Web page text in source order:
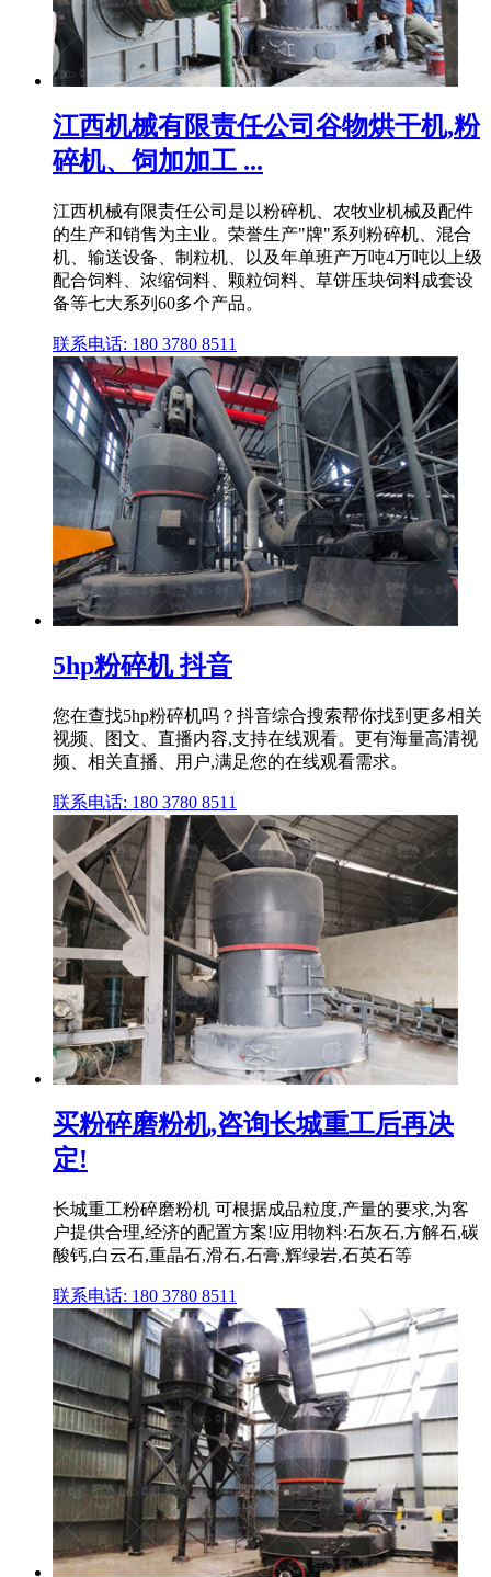
江西机械有限责任公司谷物烘干机,粉
碎机、饲加加工 ...
江西机械有限责任公司是以粉碎机、农牧业机械及配件
的生产和销售为主业。荣誉生产"牌"系列粉碎机、混合
机、输送设备、制粒机、以及年单班产万吨4万吨以上级
配合饲料、浓缩饲料、颗粒饲料、草饼压块饲料成套设
备等七大系列60多个产品。
联系电话: 180 3780 8511
5hp粉碎机 抖音
您在查找5hp粉碎机吗？抖音综合搜索帮你找到更多相关
视频、图文、直播内容,支持在线观看。更有海量高清视
频、相关直播、用户,满足您的在线观看需求。
联系电话: 180 3780 8511
买粉碎磨粉机,咨询长城重工后再决
定!
长城重工粉碎磨粉机 可根据成品粒度,产量的要求,为客
户提供合理,经济的配置方案!应用物料:石灰石,方解石,碳
酸钙,白云石,重晶石,滑石,石膏,辉绿岩,石英石等
联系电话: 180 3780 8511